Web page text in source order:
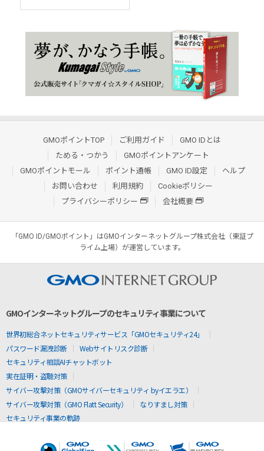
GMOポイントTOP ご利用ガイド
GMO IDとは
ためる・つかう
GMOポイントアンケート
GMOポイントモール
ポイント通帳 GMO ID設定
ヘルプ
お問い合わせ
利用規約
Cookieポリシー
プライバシーポリシー
会社概要
「GMO ID/GMOポイント」はGMOインターネットグループ株式会社（東証プ
ライム上場）が運営しています。
GMOインターネットグループのセキュリティ事業について
世界初総合ネットセキュリティサービス「GMOセキュリティ24」
パスワード漏洩診断
Webサイトリスク診断
セキュリティ相談AIチャットボット
実在証明・盗聴対策
サイバー攻撃対策（GMOサイバーセキュリティ byイエラエ）
サイバー攻撃対策（GMO Flatt Security）
なりすまし対策
セキュリティ事業の軌跡